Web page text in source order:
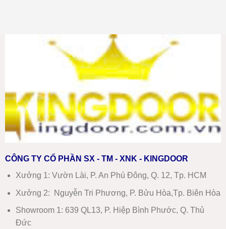
chống
cháy
tại
Nha
Trang
nhất
2026
CÔNG TY CỔ PHẦN SX - TM - XNK - KINGDOOR
Xưởng 1: Vườn Lài, P. An Phú Đông, Q. 12, Tp. HCM
Xưởng 2: Nguyễn Tri Phương, P. Bửu Hòa,Tp. Biên Hòa
Showroom 1: 639 QL13, P. Hiệp Bình Phước, Q. Thủ
Đức